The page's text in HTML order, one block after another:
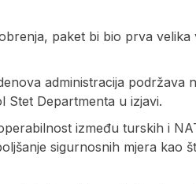
paket bi bio prva velika
administracija podržava
Stet Departmenta u izjavi.
između turskih i
sigurnosnih mjera kao